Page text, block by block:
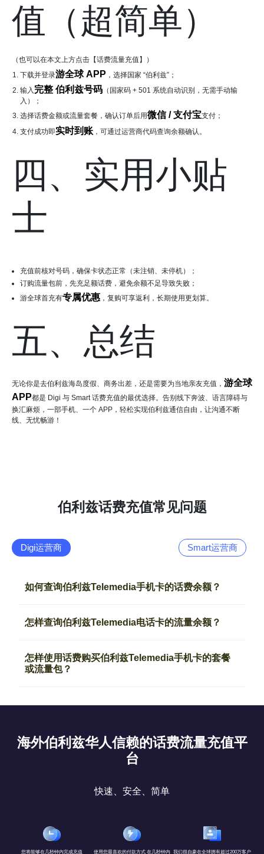
值（超简单）
（也可以在本文上方点击【话费流量充值】）
下载并登录游全球 APP ，选择国家 “伯利兹”；
输入 完整 伯利兹号码 （国家码 + 501 系统自动识别，无需手动输
入）；
选择话费金额或流量套餐，确认订单后用微信 / 支付宝支付；
支付成功即实时到账 ，可通过运营商代码查询余额确认。
四、实用小贴
士
充值前核对号码，确保卡状态正常（未注销、未停机）；
订购流量包前，先充足额话费，避免余额不足导致失败；
游全球首充有专属优惠 ，复购可享返利，长期使用更划算。
五、总结
无论你是去伯利兹海岛度假、商务出差，还是需要为当地亲友充值， 游全球
APP都是 Digi 与 Smart 话费充值的最优选择。告别线下奔波、语言障碍与
换汇麻烦，一部手机、一个 APP，轻松实现伯利兹通信自由，让沟通不断
线、无忧畅游！
伯利兹话费充值常见问题
Digi运营商 Smart运营商
如何查询伯利兹Telemedia手机卡的话费余额？
怎样查询伯利兹Telemedia电话卡的流量余额？
怎样使用话费购买伯利兹Telemedia手机卡的套餐
或流量包？
海外伯利兹华人信赖的话费流量充值平
台
快速、安全、简单
您将能够在几秒钟内完成充值 使用您最喜欢的付款方式 在几秒钟内 我们很自豪在全球拥有超过200万客户